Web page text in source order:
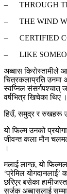
– THROUGH
– THE WIND
– CERTIFIED
– LIKE
अब्बास किरोस्तामीले
चित्रकलाप्रति उनमा
स्वप्निल संसर्गपश्चात्
वर्षभित्र खिचेका थिए ।
हिउँ, समुद्र र रुखहरू
यो फिल्म उनको
जीवन्त कला मौन
।
मलाई लाग्छ, यो
‘प्रेमिल योगदानलाई’
छरिएर बसेका
सर्जक अब्बासलाई